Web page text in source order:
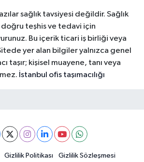
sağlık tavsiyesi değildir. Sağlık
teşhis ve tedavi için
Bu içerik ticari iş birliği veya
yer alan bilgiler yalnızca genel
taşır; kişisel muayene, tanı veya
İstanbul ofis taşımacılığı
Gizlilik Politikası
Gizlilik Sözleşmesi